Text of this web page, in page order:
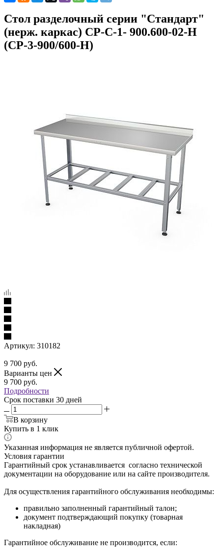
Стол разделочный серии "Стандарт"
(нерж. каркас) СР-С-1- 900.600-02-Н
(СР-3-900/600-Н)
Артикул: 310182
9 700 руб.
Варианты цен
9 700 руб.
Подробности
Срок поставки 30 дней
В корзину
Купить в 1 клик
Указанная информация не является публичной офертой.
Условия гарантии
Гарантийный срок устанавливается согласно технической
документации на оборудование или на сайте производителя.
Для осуществления гарантийного обслуживания необходимы:
правильно заполненный гарантийный талон;
документ подтверждающий покупку (товарная
накладная)
Гарантийное обслуживание не производится, если: